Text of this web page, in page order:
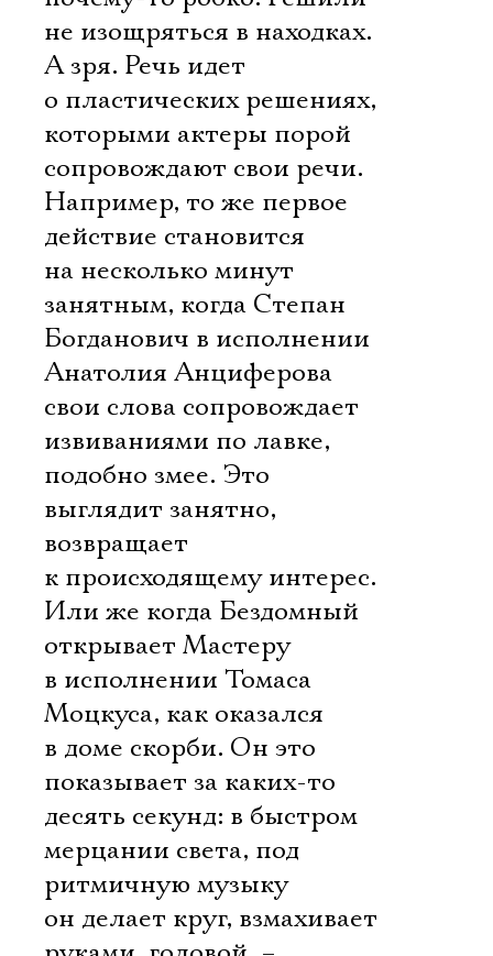
не изощряться в находках.
А зря. Речь идет
о пластических решениях,
которыми актеры порой
сопровождают свои речи.
Например, то же первое
действие становится
на несколько минут
занятным, когда Степан
Богданович в исполнении
Анатолия Анциферова
свои слова сопровождает
извиваниями по лавке,
подобно змее. Это
выглядит занятно,
возвращает
к происходящему интерес.
Или же когда Бездомный
открывает Мастеру
в исполнении Томаса
Моцкуса, как оказался
в доме скорби. Он это
показывает за каких-то
десять секунд: в быстром
мерцании света, под
ритмичную музыку
он делает круг, взмахивает